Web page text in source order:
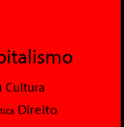
Cultura
Direito